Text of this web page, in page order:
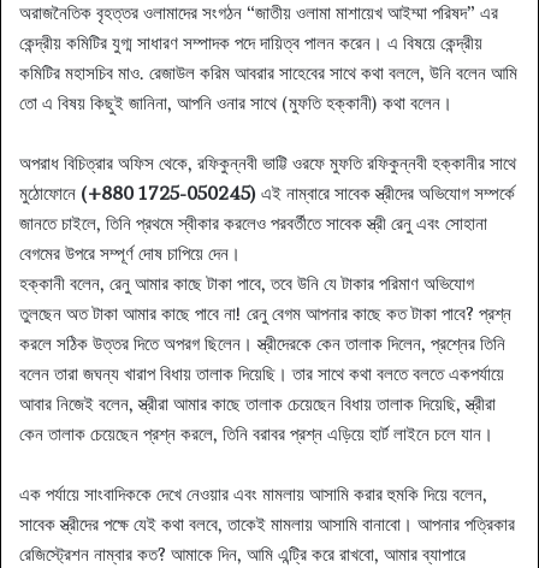
অরাজনৈতিক বৃহত্তর ওলামাদের সংগঠন “জাতীয় ওলামা মাশায়েখ আইম্মা পরিষদ” এর
কেন্দ্রীয় কমিটির যুগ্ম সাধারণ সম্পাদক পদে দায়িত্ব পালন করেন। এ বিষয়ে কেন্দ্রীয়
কমিটির মহাসচিব মাও. রেজাউল করিম আবরার সাহেবের সাথে কথা বললে, উনি বলেন আমি
তো এ বিষয় কিছুই জানিনা, আপনি ওনার সাথে (মুফতি হক্কানী) কথা বলেন।
অপরাধ বিচিত্রার অফিস থেকে, রফিকুন্নবী ভাট্টি ওরফে মুফতি রফিকুন্নবী হক্কানীর সাথে
মুঠোফোনে (+880 1725-050245) এই নাম্বারে সাবেক স্ত্রীদের অভিযোগ সম্পর্কে
জানতে চাইলে, তিনি প্রথমে স্বীকার করলেও পরবর্তীতে সাবেক স্ত্রী রেনু এবং সোহানা
বেগমের উপরে সম্পূর্ণ দোষ চাপিয়ে দেন।
হক্কানী বলেন, রেনু আমার কাছে টাকা পাবে, তবে উনি যে টাকার পরিমাণ অভিযোগ
তুলছেন অত টাকা আমার কাছে পাবে না! রেনু বেগম আপনার কাছে কত টাকা পাবে? প্রশ্ন
করলে সঠিক উত্তর দিতে অপরগ ছিলেন। স্ত্রীদেরকে কেন তালাক দিলেন, প্রশ্নের তিনি
বলেন তারা জঘন্য খারাপ বিধায় তালাক দিয়েছি। তার সাথে কথা বলতে বলতে একপর্যায়ে
আবার নিজেই বলেন, স্ত্রীরা আমার কাছে তালাক চেয়েছেন বিধায় তালাক দিয়েছি, স্ত্রীরা
কেন তালাক চেয়েছেন প্রশ্ন করলে, তিনি বরাবর প্রশ্ন এড়িয়ে হার্ট লাইনে চলে যান।
এক পর্যায়ে সাংবাদিককে দেখে নেওয়ার এবং মামলায় আসামি করার হুমকি দিয়ে বলেন,
সাবেক স্ত্রীদের পক্ষে যেই কথা বলবে, তাকেই মামলায় আসামি বানাবো। আপনার পত্রিকার
রেজিস্ট্রেশন নাম্বার কত? আমাকে দিন, আমি এন্ট্রি করে রাখবো, আমার ব্যাপারে